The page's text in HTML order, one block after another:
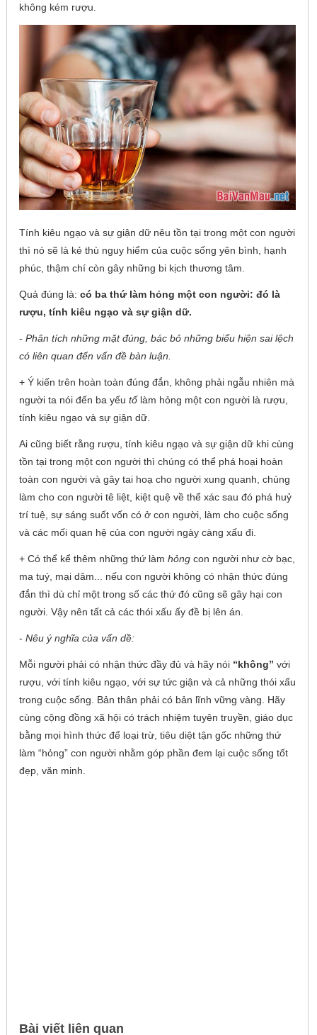
không kém rượu.
Tính kiêu ngạo và sự giận dữ nêu tồn tại trong một con người
thì nó sẽ là kẻ thù nguy hiểm của cuộc sống yên bình, hạnh
phúc, thậm chí còn gây những bi kịch thương tâm.
Quả đúng là: có ba thứ làm hỏng một con người: đó là
rượu, tính kiêu ngạo và sự giận dữ.
- Phân tích những mặt đúng, bác bỏ những biểu hiện sai lệch
có liên quan đến vấn đề bàn luận.
+ Ý kiến trên hoàn toàn đúng đắn, không phải ngẫu nhiên mà
người ta nói đến ba yếu tốlàm hỏng một con người là rượu,
tính kiêu ngạo và sự giận dữ.
Ai cũng biết rằng rượu, tính kiêu ngạo và sự giận dữ khi cùng
tồn tại trong một con người thì chúng có thể phá hoại hoàn
toàn con người và gây tai hoạ cho người xung quanh, chúng
làm cho con người tê liệt, kiệt quệ về thể xác sau đó phá huỷ
trí tuệ, sự sáng suốt vốn có ở con người, làm cho cuộc sống
và các mối quan hệ của con người ngày càng xấu đi.
+ Có thể kể thêm những thứ làm hỏngcon người như cờ bạc,
ma tuý, mại dâm... nếu con người không có nhận thức đúng
đắn thì dù chỉ một trong số các thứ đó cũng sẽ gây hại con
người. Vậy nên tất cả các thói xấu ấy đề bị lên án.
- Nêu ý nghĩa của vấn dề:
Mỗi người phải có nhận thức đầy đủ và hãy nói “không” với
rượu, với tính kiêu ngạo, với sự tức giận và cả những thói xấu
trong cuộc sống. Bản thân phải có bản lĩnh vững vàng. Hãy
cùng cộng đồng xã hội có trách nhiệm tuyên truyền, giáo dục
bằng mọi hình thức để loại trừ, tiêu diệt tận gốc những thứ
làm “hỏng” con người nhằm góp phần đem lại cuộc sống tốt
đẹp, văn minh.
Bài viết liên quan